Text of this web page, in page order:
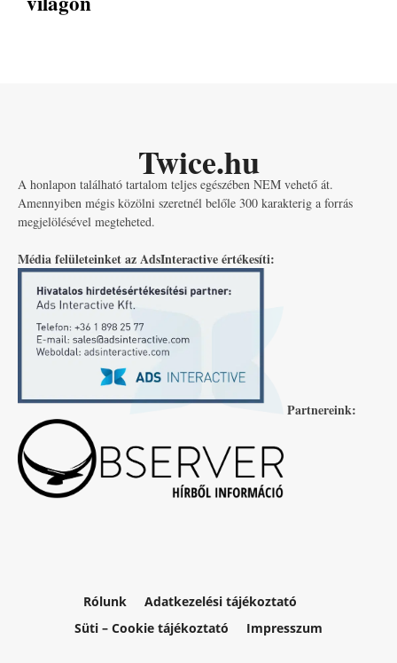
Twice.hu
A honlapon található tartalom teljes egészében NEM vehető át.
Amennyiben mégis közölni szeretnél belőle 300 karakterig a forrás
megjelölésével megteheted.
Média felületeinket az AdsInteractive értékesíti:
Partnereink:
Rólunk
Adatkezelési tájékoztató
Süti – Cookie tájékoztató
Impresszum